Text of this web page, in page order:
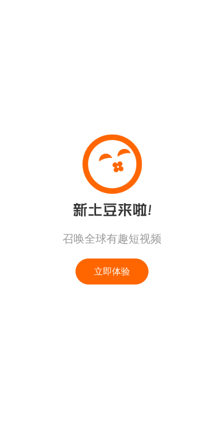
召唤全球有趣短视频
立即体验